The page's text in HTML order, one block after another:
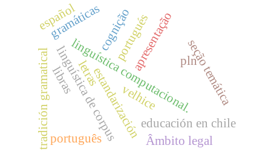
linguística de corpus
linguística computacional.
letras
apresentação seção temática
cognição
estandarizacióneducación en chile
gramáticas
tradición gramatical
portugués
español
português Âmbito legal
libras
pln
velhice